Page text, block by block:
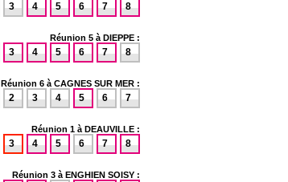
8
7
6
5
4
3
Réunion 5 à DIEPPE :
8
7
6
5
4
3
Réunion 6 à CAGNES SUR MER :
7
6
5
4
3
2
Réunion 1 à DEAUVILLE :
8
7
6
5
4
3
Réunion 3 à ENGHIEN SOISY :